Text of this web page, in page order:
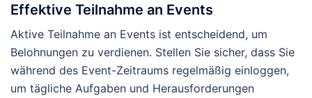
Effektive Teilnahme an Events
Aktive Teilnahme an Events ist entscheidend, um
Belohnungen zu verdienen. Stellen Sie sicher, dass Sie
während des Event-Zeitraums regelmäßig einloggen,
um tägliche Aufgaben und Herausforderungen